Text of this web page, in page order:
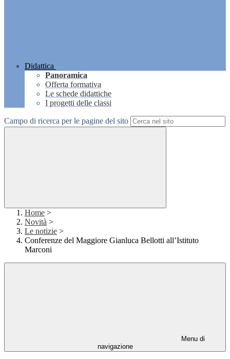
Didattica
Panoramica
Offerta formativa
Le schede didattiche
I progetti delle classi
Campo di ricerca per le pagine del sito
Home >
Novità >
Le notizie >
Conferenze del Maggiore Gianluca Bellotti all’Istituto
Marconi
Menu di
navigazione